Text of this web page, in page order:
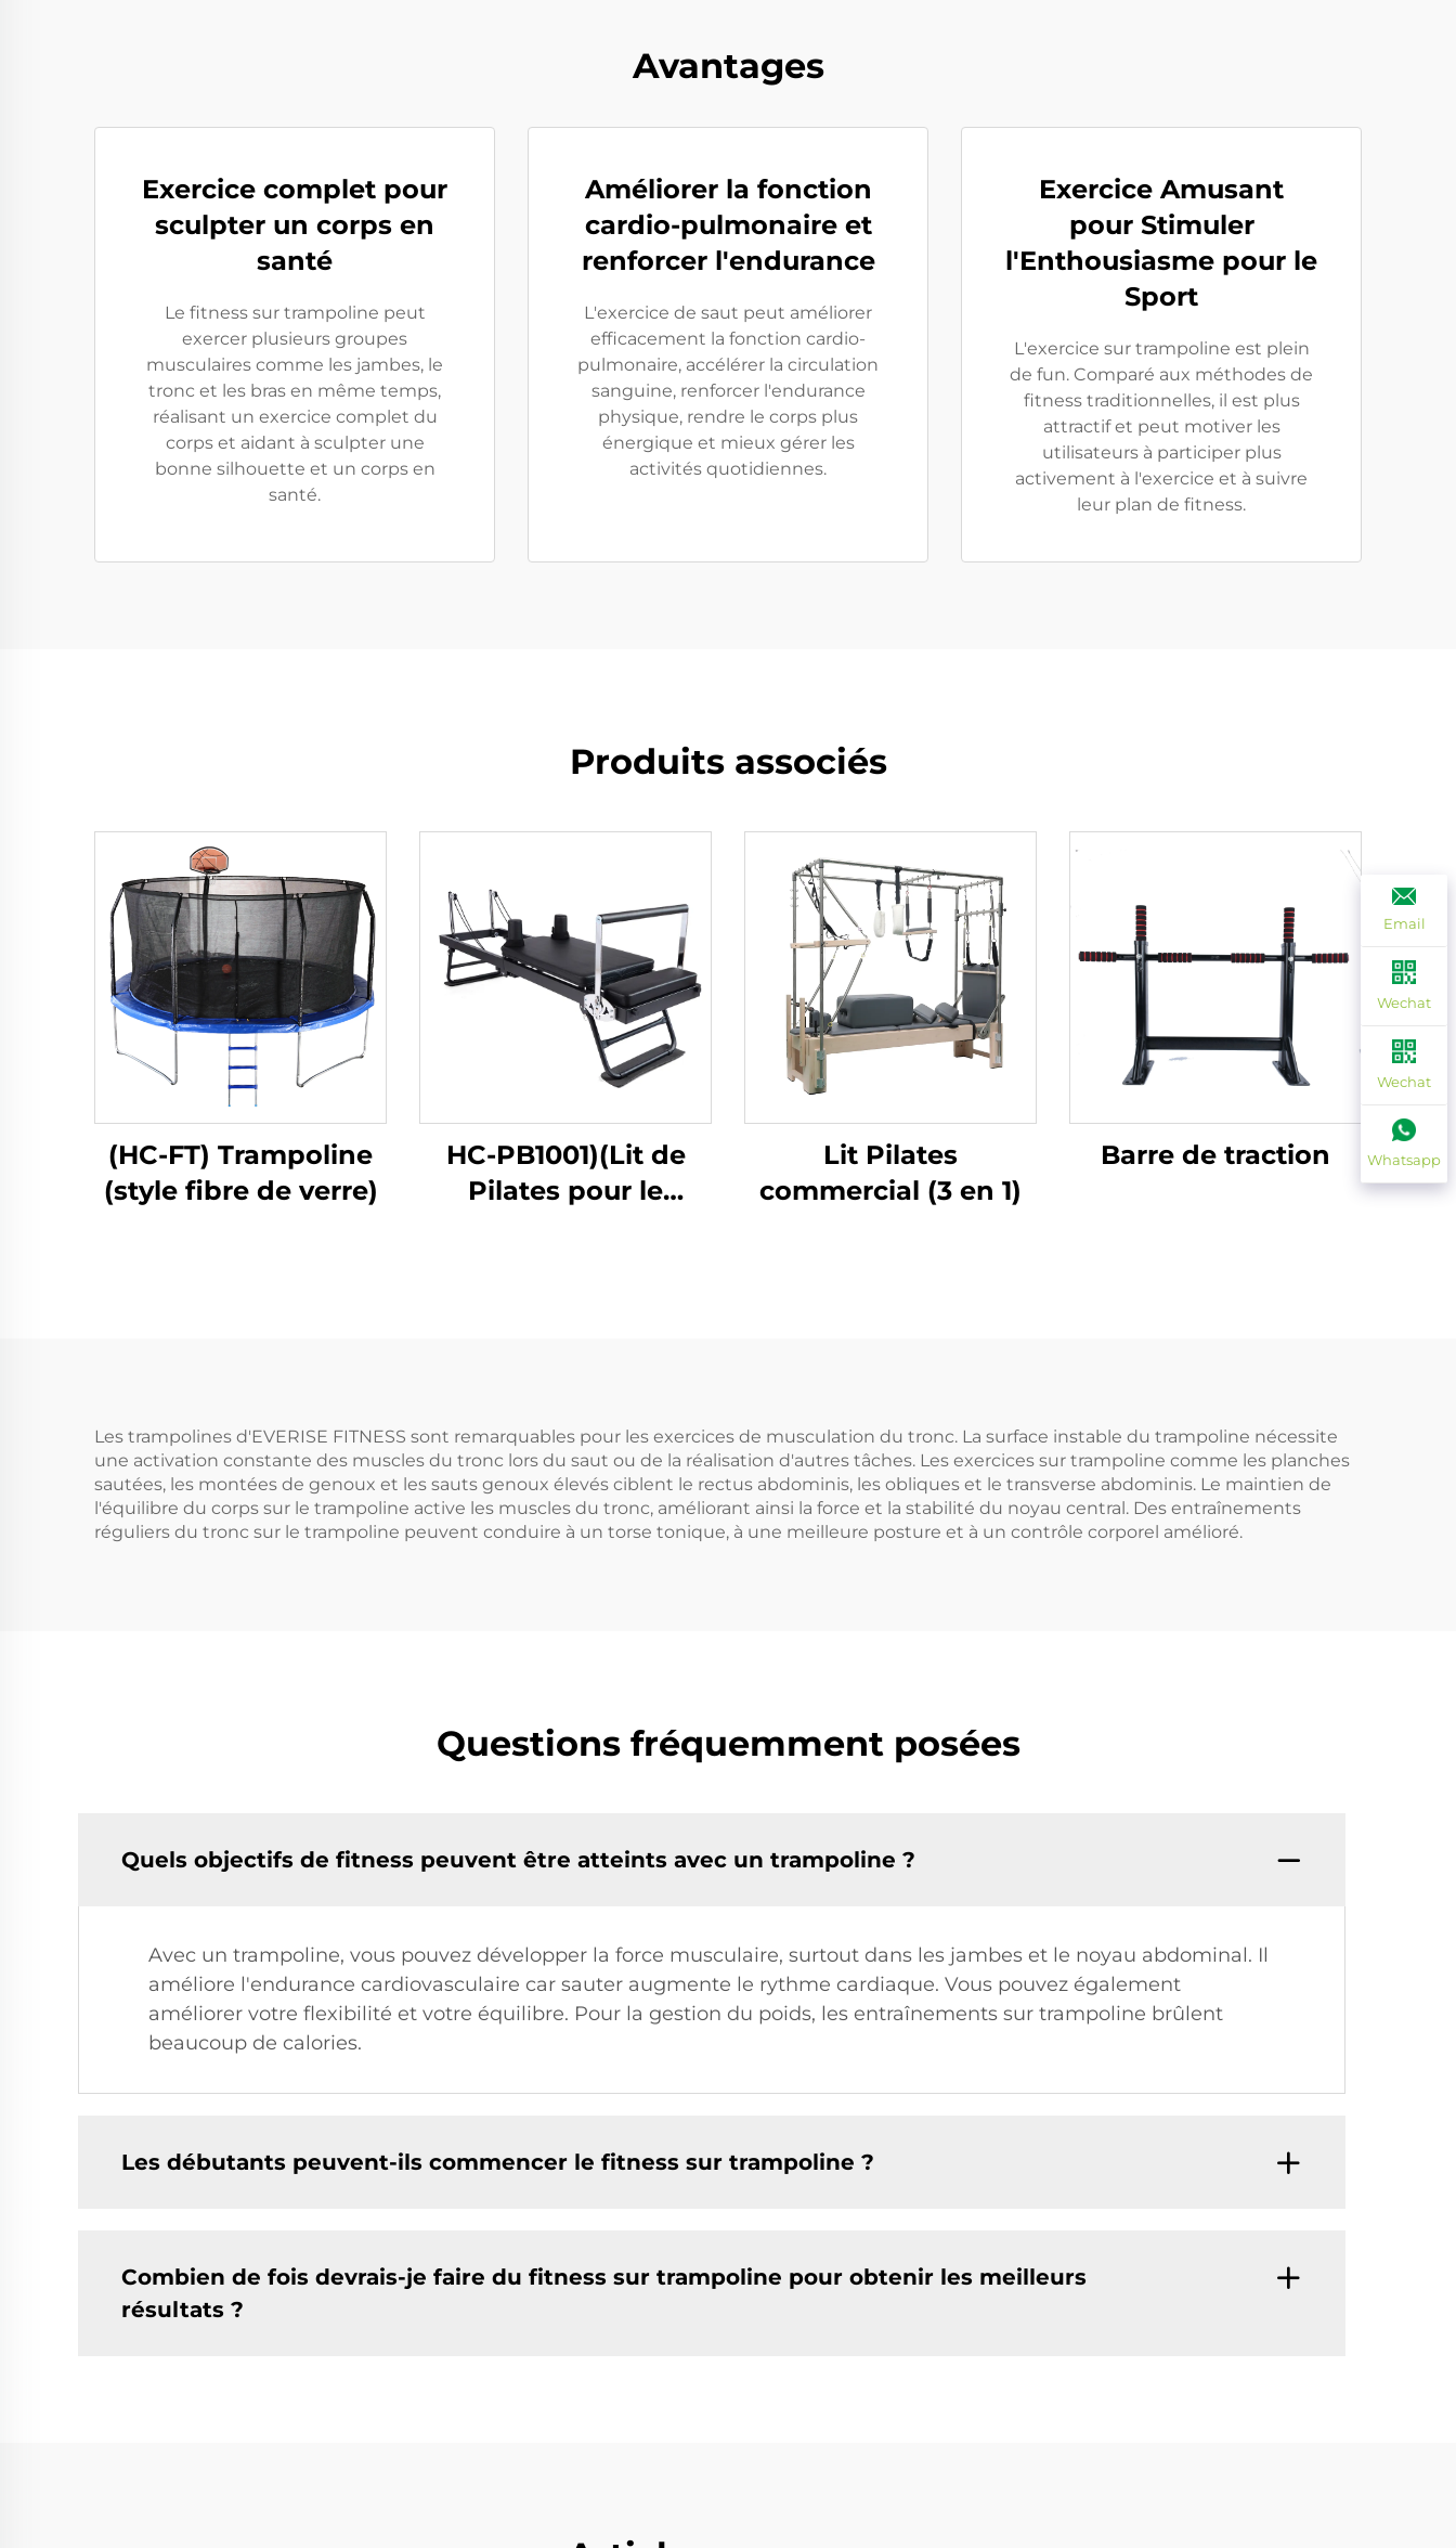
Avantages
Exercice complet pour
sculpter un corps en
santé
Le fitness sur trampoline peut
exercer plusieurs groupes
musculaires comme les jambes, le
tronc et les bras en même temps,
réalisant un exercice complet du
corps et aidant à sculpter une
bonne silhouette et un corps en
santé.
Améliorer la fonction
cardio-pulmonaire et
renforcer l'endurance
L'exercice de saut peut améliorer
efficacement la fonction cardio-
pulmonaire, accélérer la circulation
sanguine, renforcer l'endurance
physique, rendre le corps plus
énergique et mieux gérer les
activités quotidiennes.
Exercice Amusant
pour Stimuler
l'Enthousiasme pour le
Sport
L'exercice sur trampoline est plein
de fun. Comparé aux méthodes de
fitness traditionnelles, il est plus
attractif et peut motiver les
utilisateurs à participer plus
activement à l'exercice et à suivre
leur plan de fitness.
Produits associés
(HC-FT) Trampoline
(style fibre de verre)
HC-PB1001)(Lit de
Pilates pour le
Lit Pilates
commercial (3 en 1)
Barre de traction
Les trampolines d'EVERISE FITNESS sont remarquables pour les exercices de musculation du tronc. La surface instable du trampoline nécessite
une activation constante des muscles du tronc lors du saut ou de la réalisation d'autres tâches. Les exercices sur trampoline comme les planches
sautées, les montées de genoux et les sauts genoux élevés ciblent le rectus abdominis, les obliques et le transverse abdominis. Le maintien de
l'équilibre du corps sur le trampoline active les muscles du tronc, améliorant ainsi la force et la stabilité du noyau central. Des entraînements
réguliers du tronc sur le trampoline peuvent conduire à un torse tonique, à une meilleure posture et à un contrôle corporel amélioré.
Questions fréquemment posées
Quels objectifs de fitness peuvent être atteints avec un trampoline ?
Avec un trampoline, vous pouvez développer la force musculaire, surtout dans les jambes et le noyau abdominal. Il
améliore l'endurance cardiovasculaire car sauter augmente le rythme cardiaque. Vous pouvez également
améliorer votre flexibilité et votre équilibre. Pour la gestion du poids, les entraînements sur trampoline brûlent
beaucoup de calories.
Les débutants peuvent-ils commencer le fitness sur trampoline ?
Combien de fois devrais-je faire du fitness sur trampoline pour obtenir les meilleurs
résultats ?
Email
Wechat
Wechat
Whatsapp